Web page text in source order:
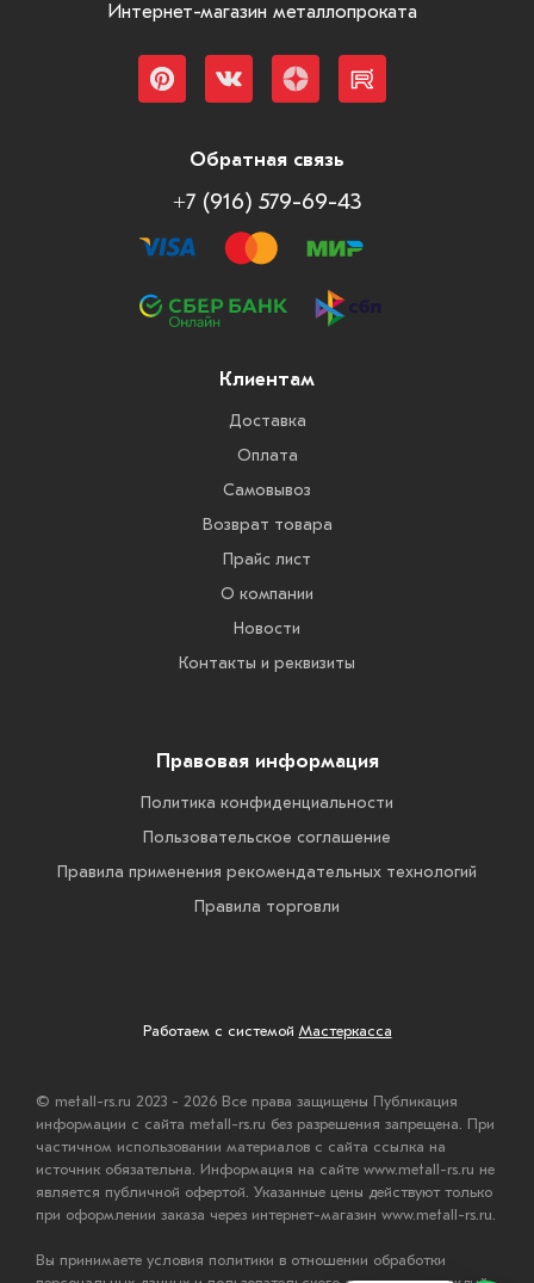
Интернет-магазин металлопроката
Обратная связь
+7 (916) 579-69-43
Клиентам
Доставка
Оплата
Самовывоз
Возврат товара
Прайс лист
О компании
Новости
Контакты и реквизиты
Правовая информация
Политика конфиденциальности
Пользовательское соглашение
Правила применения рекомендательных технологий
Правила торговли
Работаем с системой Мастеркасса
© metall-rs.ru 2023 - 2026 Все права защищены Публикация
информации с сайта metall-rs.ru без разрешения запрещена. При
частичном использовании материалов с сайта ссылка на
источник обязательна. Информация на сайте www.metall-rs.ru не
является публичной офертой. Указанные цены действуют только
при оформлении заказа через интернет-магазин www.metall-rs.ru.
Вы принимаете условия политики в отношении обработки